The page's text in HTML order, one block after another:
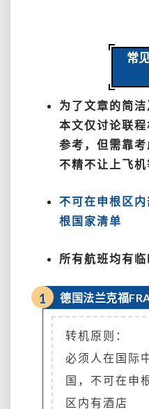
常
为了文章的简洁
本文仅讨论联
参考，但需靠
不精不让上飞机
不可在申根区
根国家清单
所有航班均有
1 德国法兰克福
转机原则：
必须人在国际
国，不可在申
区内有酒店